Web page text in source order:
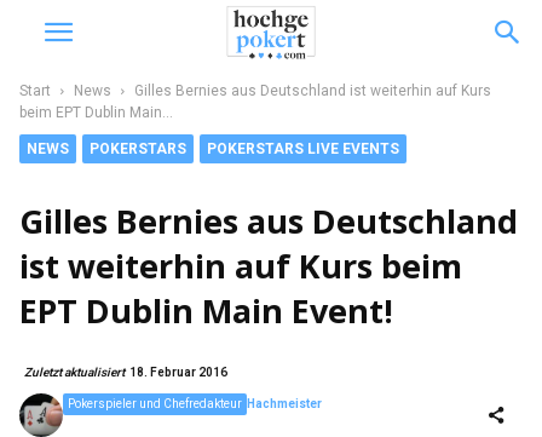
Start News
Gilles Bernies aus Deutschland ist weiterhin auf Kurs
beim EPT Dublin Main...
NEWS POKERSTARS POKERSTARS LIVE EVENTS
Gilles Bernies aus Deutschland
ist weiterhin auf Kurs beim
EPT Dublin Main Event!
Zuletzt aktualisiert 18. Februar 2016
Hachmeister
Pokerspieler und Chefredakteur